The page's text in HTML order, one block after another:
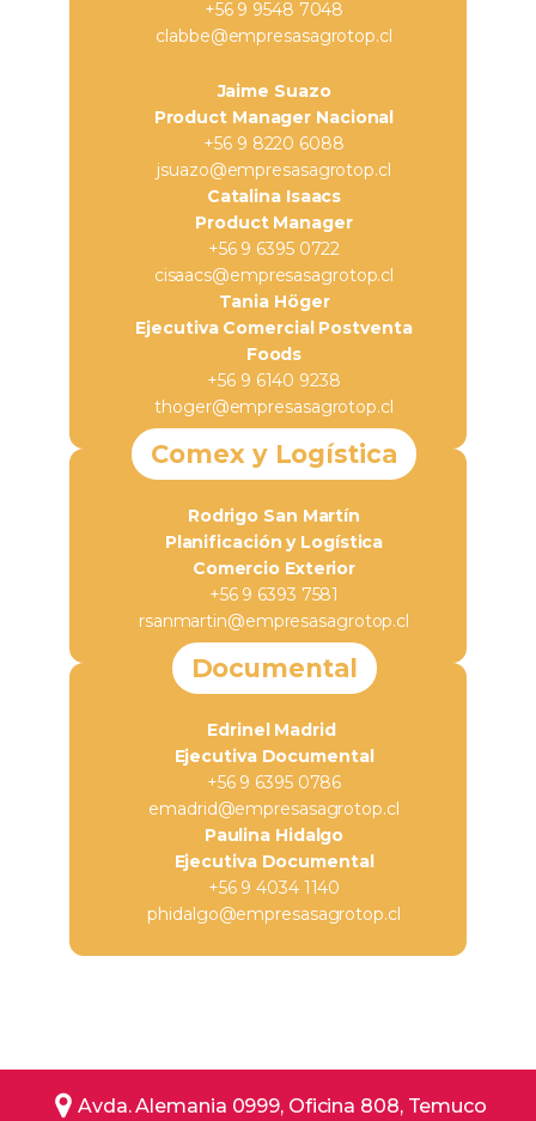
+56 9 9548 7048
clabbe@empresasagrotop.cl
Jaime Suazo
Product Manager Nacional
+56 9 8220 6088
jsuazo@empresasagrotop.cl
Catalina Isaacs
Product Manager
+56 9 6395 0722
cisaacs@empresasagrotop.cl
Tania Höger
Ejecutiva Comercial Postventa
Foods
+56 9 6140 9238
thoger@empresasagrotop.cl
Comex y Logística
Rodrigo San Martín
Planificación y Logística
Comercio Exterior
+56 9 6393 7581
rsanmartin@empresasagrotop.cl
Documental
Edrinel Madrid
Ejecutiva Documental
+56 9 6395 0786
emadrid@empresasagrotop.cl
Paulina Hidalgo
Ejecutiva Documental
+56 9 4034 1140
phidalgo@empresasagrotop.cl
Avda. Alemania 0999, Oficina 808, Temuco